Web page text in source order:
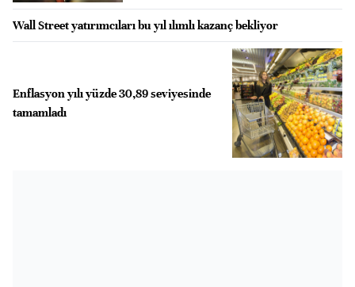
Wall Street yatırımcıları bu yıl ılımlı kazanç bekliyor
Enflasyon yılı yüzde 30,89 seviyesinde
tamamladı